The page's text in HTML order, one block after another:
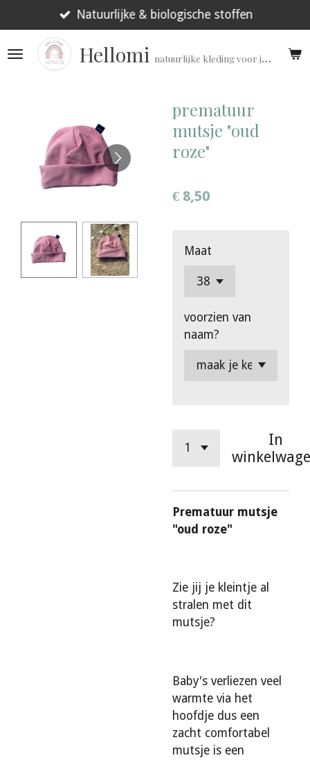
direct
naar
Hellomi natuurlijke kleding voor jouw prematuur!
Natuurlijke & biologische stoffen
prematuur
mutsje "oud
roze"
€ 8,50
Maat
voorzien van
naam?
In
Prematuur mutsje
"oud roze"
Zie jij je kleintje al
stralen met dit
mutsje?
Baby's verliezen veel
warmte via het
hoofdje dus een
zacht comfortabel
mutsje is een